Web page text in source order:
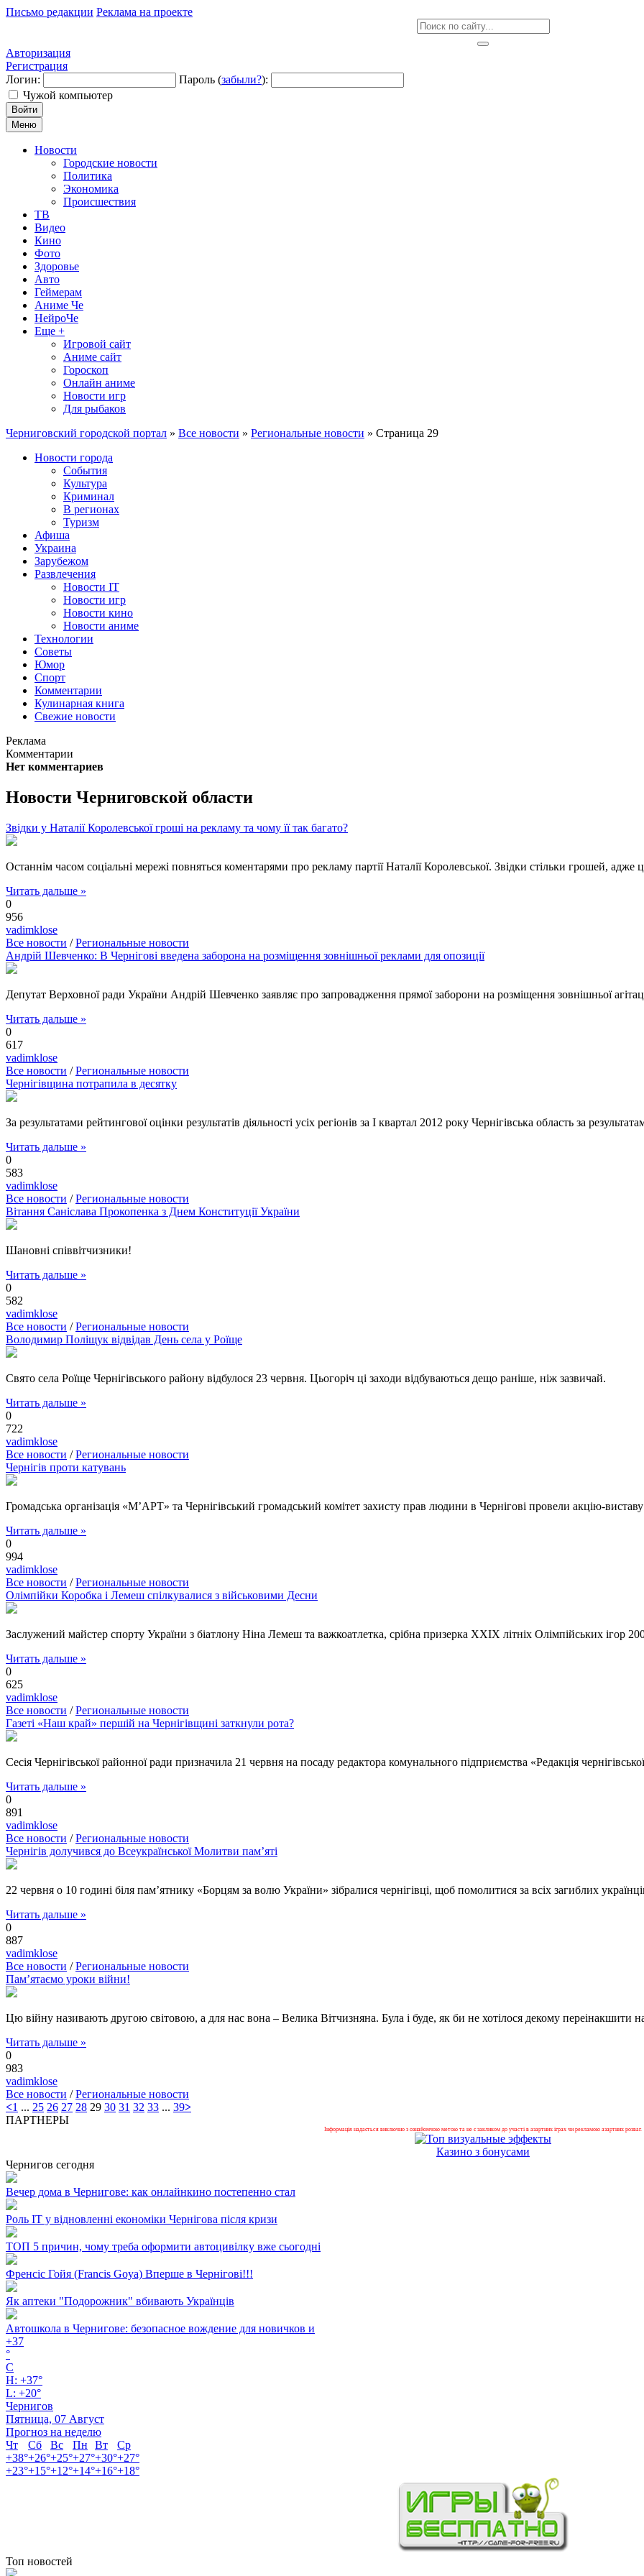
Письмо редакции Реклама на проекте
Авторизация
Регистрация
Логин:
Пароль (забыли?):
Чужой компьютер
Войти
Меню
Новости
Городские новости
Политика
Экономика
Происшествия
ТВ
Видео
Кино
Фото
Здоровье
Авто
Геймерам
Аниме Че
НейроЧе
Еще +
Игровой сайт
Аниме сайт
Гороскоп
Онлайн аниме
Новости игр
Для рыбаков
Черниговский городской портал » Все новости » Региональные новости » Страница 29
Новости города
События
Культура
Криминал
В регионах
Туризм
Афиша
Украина
Зарубежом
Развлечения
Новости IT
Новости игр
Новости кино
Новости аниме
Технологии
Советы
Юмор
Спорт
Комментарии
Кулинарная книга
Свежие новости
Реклама
Комментарии
Нет комментариев
Новости Черниговской области
Звідки у Наталії Королевської гроші на рекламу та чому її так багато?
Останнім часом соціальні мережі повняться коментарями про рекламу партії Наталії Королевської. Звідки стільки грошей, адже
Читать дальше »
0
956
vadimklose
Все новости /Региональные новости
Андрій Шевченко: В Чернігові введена заборона на розміщення зовнішньої реклами для опозиції
Депутат Верховної ради України Андрій Шевченко заявляє про запровадження прямої заборони на розміщення зовнішньої
Читать дальше »
0
617
vadimklose
Все новости /Региональные новости
Чернігівщина потрапила в десятку
За результатами рейтингової оцінки результатів діяльності усіх регіонів за І квартал 2012 року Чернігівська область за
Читать дальше »
0
583
vadimklose
Все новости /Региональные новости
Вітання Саніслава Прокопенка з Днем Конституції України
Шановні співвітчизники!
Читать дальше »
0
582
vadimklose
Все новости /Региональные новости
Володимир Поліщук відвідав День села у Роїще
Cвято села Роїще Чернігівського району відбулося 23 червня. Цьогоріч ці заходи відбуваються дещо раніше, ніж зазвичай.
Читать дальше »
0
722
vadimklose
Все новости /Региональные новости
Чернігів проти катувань
Громадська організація «М’АРТ» та Чернігівський громадський комітет захисту прав людини в Чернігові провели акцію-
Читать дальше »
0
994
vadimklose
Все новости /Региональные новости
Олімпійки Коробка і Лемеш спілкувалися з військовими Десни
Заслужений майстер спорту України з біатлону Ніна Лемеш та важкоатлетка, срібна призерка ХХІХ літніх Олімпійських ігор
Читать дальше »
0
625
vadimklose
Все новости /Региональные новости
Газеті «Наш край» першій на Чернігівщині заткнули рота?
Сесія Чернігівської районної ради призначила 21 червня на посаду редактора комунального підприємства «Редакція
Читать дальше »
0
891
vadimklose
Все новости /Региональные новости
Чернігів долучився до Всеукраїнської Молитви пам’яті
22 червня о 10 годині біля пам’ятнику «Борцям за волю України» зібралися чернігівці, щоб помолитися за всіх загиблих
Читать дальше »
0
887
vadimklose
Все новости /Региональные новости
Пам’ятаємо уроки війни!
Цю війну називають другою світовою, а для нас вона – Велика Вітчизняна. Була і буде, як би не хотілося декому переінакшити
Читать дальше »
0
983
vadimklose
Все новости /Региональные новости
<1 ... 25 26 27 28 29 30 31 32 33 ... 39>
ПАРТНЕРЫ
Інформація надається виключно з ознайомчою метою та не є закликом до участі в азартних іграх чи рекламою азартних розваг.
Казино з бонусами
Чернигов сегодня
Вечер дома в Чернигове: как онлайнкино постепенно стал
Роль ІТ у відновленні економіки Чернігова після кризи
ТОП 5 причин, чому треба оформити автоцивілку вже сьогодні
Френсіс Гойя (Francis Goya) Вперше в Чернігові!!!
Як аптеки "Подорожник" вбивають Українців
Автошкола в Чернигове: безопасное вождение для новичков и
+37
°
C
H: +37°
L: +20°
Чернигов
Пятница, 07 Август
Прогноз на неделю
Чт
Сб Вс Пн Вт
Ср
+38°+26°+25°+27°+30°+27°
+23°+15°+12°+14°+16°+18°
Топ новостей